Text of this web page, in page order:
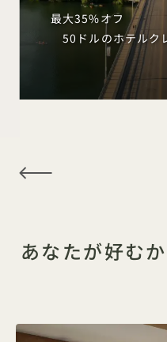
最大35%オフ
50ドルのホテルク
あなたが好む